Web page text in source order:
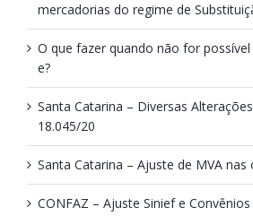
mercadorias do regime de
O que fazer quando não for
e?
Santa Catarina – Diversas
18.045/20
Santa Catarina – Ajuste de MVA
CONFAZ – Ajuste Sinief e Convênios